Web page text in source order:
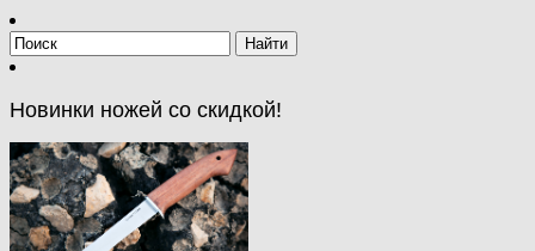
Новинки ножей со скидкой!